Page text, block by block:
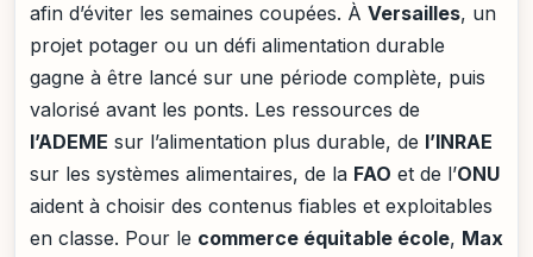
afin d’éviter les semaines coupées. À Versailles, un
projet potager ou un défi alimentation durable
gagne à être lancé sur une période complète, puis
valorisé avant les ponts. Les ressources de
l’ADEME sur l’alimentation plus durable, de l’INRAE
sur les systèmes alimentaires, de la FAO et de l’ONU
aident à choisir des contenus fiables et exploitables
en classe. Pour le commerce équitable école, Max